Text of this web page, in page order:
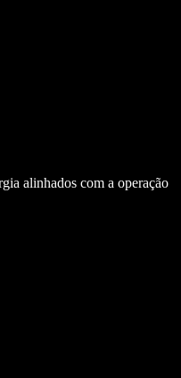
alinhados com a operação